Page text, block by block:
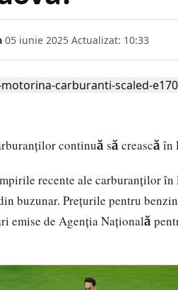
·05 iunie 2025·Actualizat: 10:33
continuă să crească
recente ale carburanților
buzunar. Prețurile pentru
emise de Agenția Națională